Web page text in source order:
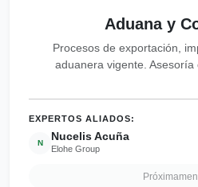
Aduana y
Procesos de exportación,
aduanera vigente. Asesoría
EXPERTOS ALIADOS:
N Nucelis Acuña
Elohe Group